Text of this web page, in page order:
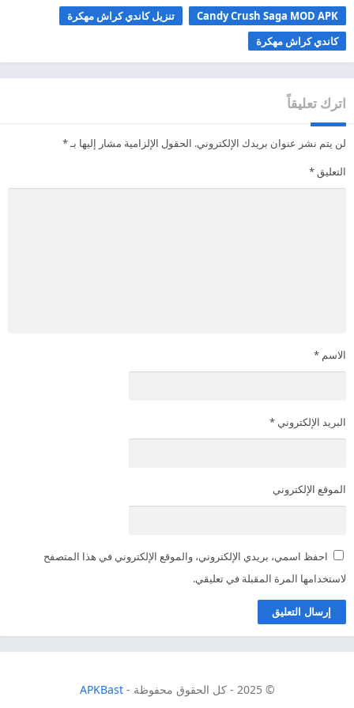
Candy Crush Saga MOD APK
تنزيل كاندي كراش مهكرة
كاندي كراش مهكرة
اترك تعليقاً
لن يتم نشر عنوان بريدك الإلكتروني. الحقول الإلزامية مشار إليها بـ*
التعليق *
الاسم *
البريد الإلكتروني *
الموقع الإلكتروني
احفظ اسمي، بريدي الإلكتروني، والموقع الإلكتروني في هذا المتصفح
لاستخدامها المرة المقبلة في تعليقي.
© 2025 - كل الحقوق محفوظة - APKBast